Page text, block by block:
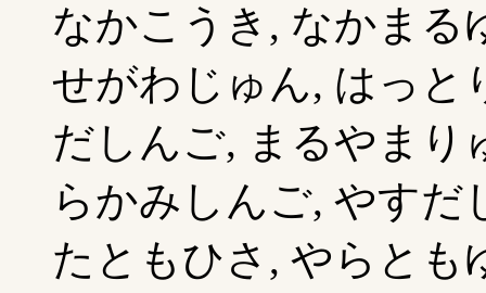
なかこうき, なかまる
せがわじゅん, はっと
だしんご, まるやまり
らかみしんご, やすだ
たともひさ, やらとも